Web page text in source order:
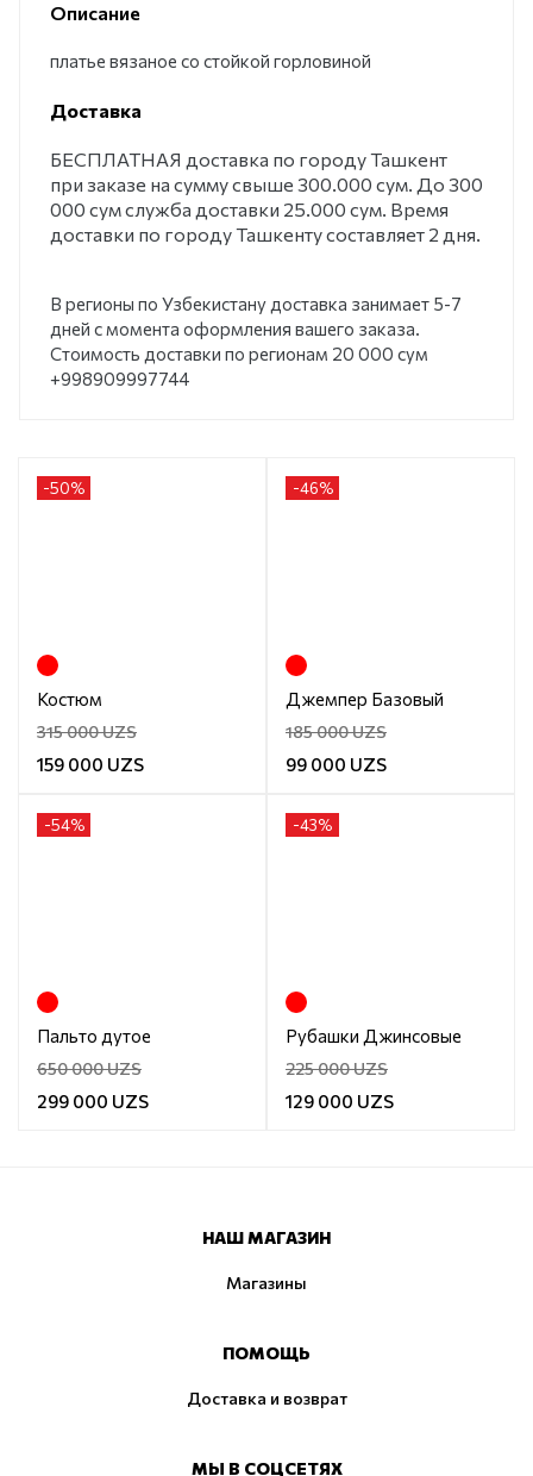
Описание
платье вязаное со стойкой горловиной
Доставка
БЕСПЛАТНАЯ доставка по городу Ташкент
при заказе на сумму свыше 300.000 сум. До 300
000 сум служба доставки 25.000 сум. Время
доставки по городу Ташкенту составляет 2 дня.
В регионы по Узбекистану доставка занимает 5-7
дней с момента оформления вашего заказа.
Стоимость доставки по регионам 20 000 сум
+998909997744
-50%
Костюм
315 000 UZS
159 000 UZS
-46%
Джемпер Базовый
185 000 UZS
99 000 UZS
-54%
Пальто дутое
650 000 UZS
299 000 UZS
-43%
Рубашки Джинсовые
225 000 UZS
129 000 UZS
НАШ МАГАЗИН
Магазины
ПОМОЩЬ
Доставка и возврат
МЫ В СОЦСЕТЯХ